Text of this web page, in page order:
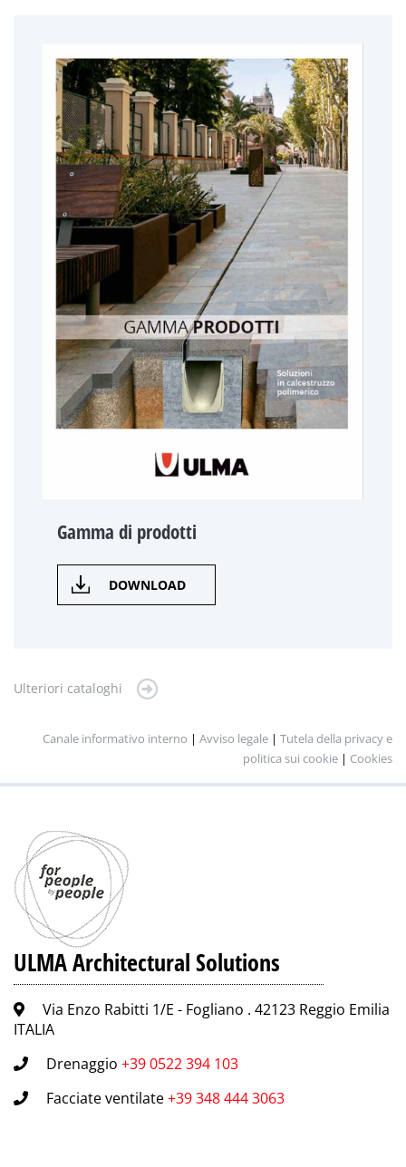
Gamma di prodotti
DOWNLOAD
Ulteriori cataloghi
Canale informativo interno | Avviso legale | Tutela della privacy e
politica sui cookie | Cookies
ULMA Architectural Solutions
Via Enzo Rabitti 1/E - Fogliano . 42123 Reggio Emilia
ITALIA
Drenaggio +39 0522 394 103
Facciate ventilate+39 348 444 3063